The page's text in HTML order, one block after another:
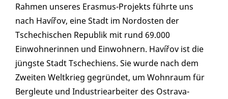
Rahmen unseres Erasmus-Projekts führte uns
nach Havířov, eine Stadt im Nordosten der
Tschechischen Republik mit rund 69.000
Einwohnerinnen und Einwohnern. Havířov ist die
jüngste Stadt Tschechiens. Sie wurde nach dem
Zweiten Weltkrieg gegründet, um Wohnraum für
Bergleute und Industriearbeiter des Ostrava-